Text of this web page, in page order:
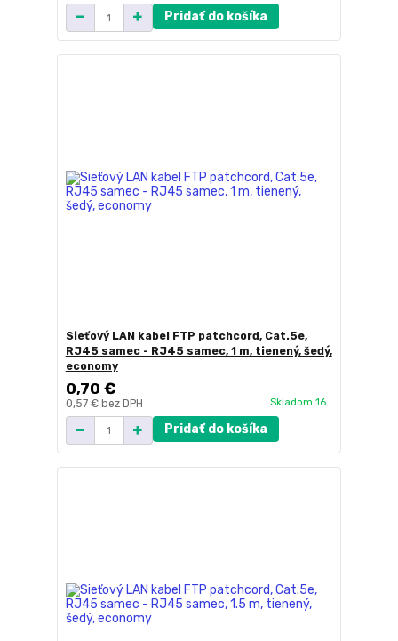
Pridať do košíka
Sieťový LAN kabel FTP patchcord, Cat.5e,
RJ45 samec - RJ45 samec, 1 m, tienený, šedý,
economy
0,70 €
0,57 € bez DPH Skladom 16
Pridať do košíka